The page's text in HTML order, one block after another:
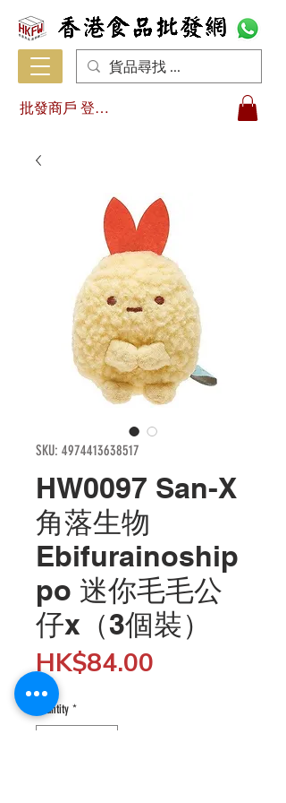
批發商戶 登入/註冊
SKU: 4974413638517
HW0097 San-X
角落生物
Ebifurainoship
po 迷你毛毛公
仔x（3個裝）
HK$84.00
Quantity *